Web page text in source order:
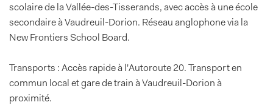
scolaire de la Vallée-des-Tisserands, avec accès à une école
secondaire à Vaudreuil-Dorion. Réseau anglophone via la
New Frontiers School Board.
Transports : Accès rapide à l'Autoroute 20. Transport en
commun local et gare de train à Vaudreuil-Dorion à
proximité.